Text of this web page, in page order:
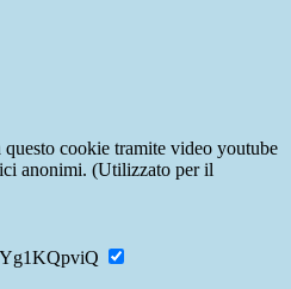
questo cookie tramite video youtube
anonimi. (Utilizzato per il